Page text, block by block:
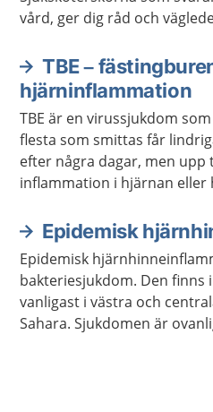
vård, ger dig råd och
TBE –
hjärninflammation
TBE är en virussjukdom
flesta som smittas får
efter några dagar, men upp
inflammation i hjärnan eller
Epidemisk
Epidemisk
bakteriesjukdom. Den finns
vanligast i västra och
Sahara. Sjukdomen är